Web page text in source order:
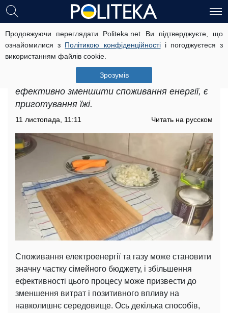
Продовжуючи переглядати Politeka.net Ви підтверджуєте, що
ознайомилися з Політикою конфіденційностіі погоджуєтеся з
використанням файлів cookie.
Зрозумів
Як економити світло під час
приготування їжі: зайвих витрат
більше не буде
Однією з областей, де ми можемо
ефективно зменшити споживання енергії, є
приготування їжі.
11 листопада, 11:11 Читать на русском
Споживання електроенергії та газу може становити
значну частку сімейного бюджету, і збільшення
ефективності цього процесу може призвести до
зменшення витрат і позитивного впливу на
навколишнє середовище. Ось декілька способів,